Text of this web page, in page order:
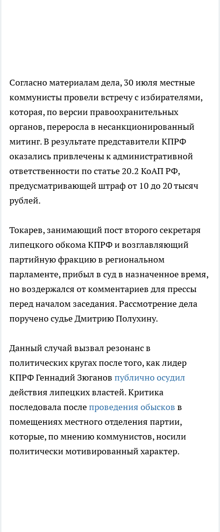
Согласно материалам дела, 30 июля местные
коммунисты провели встречу с избирателями,
которая, по версии правоохранительных
органов, переросла в несанкционированный
митинг. В результате представители КПРФ
оказались привлечены к административной
ответственности по статье 20.2 КоАП РФ,
предусматривающей штраф от 10 до 20 тысяч
рублей.
Токарев, занимающий пост второго секретаря
липецкого обкома КПРФ и возглавляющий
партийную фракцию в региональном
парламенте, прибыл в суд в назначенное время,
но воздержался от комментариев для прессы
перед началом заседания. Рассмотрение дела
поручено судье Дмитрию Полухину.
Данный случай вызвал резонанс в
политических кругах после того, как лидер
КПРФ Геннадий Зюганов публично осудил
действия липецких властей. Критика
последовала послепроведения обысков в
помещениях местного отделения партии,
которые, по мнению коммунистов, носили
политически мотивированный характер.